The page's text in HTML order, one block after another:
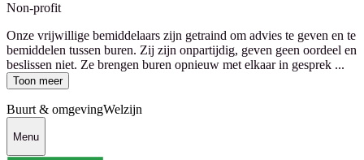
Non-profit
Onze vrijwillige bemiddelaars zijn getraind om advies te geven en te
bemiddelen tussen buren. Zij zijn onpartijdig, geven geen oordeel en
beslissen niet. Ze brengen buren opnieuw met elkaar in gesprek ...
Toon meer
Buurt & omgevingWelzijn
Menu